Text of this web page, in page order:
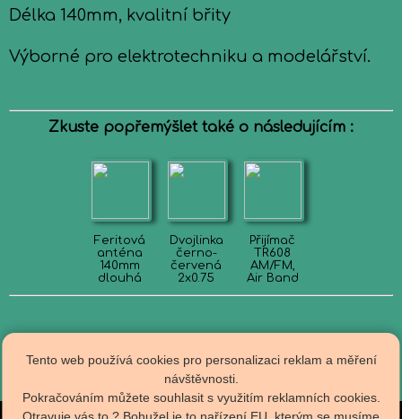
Délka 140mm, kvalitní břity
Výborné pro elektrotechniku a modelářství.
Zkuste popřemýšlet také o následujícím :
Feritová
anténa
140mm
dlouhá
Dvojlinka
černo-
červená
2x0.75
Přijímač
TR608
AM/FM,
Air Band
Tento web používá cookies pro personalizaci reklam a měření
návštěvnosti.
Pokračováním můžete souhlasit s využitím reklamních cookies.